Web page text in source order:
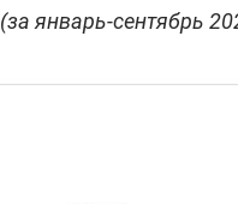
(за январь-сентябрь